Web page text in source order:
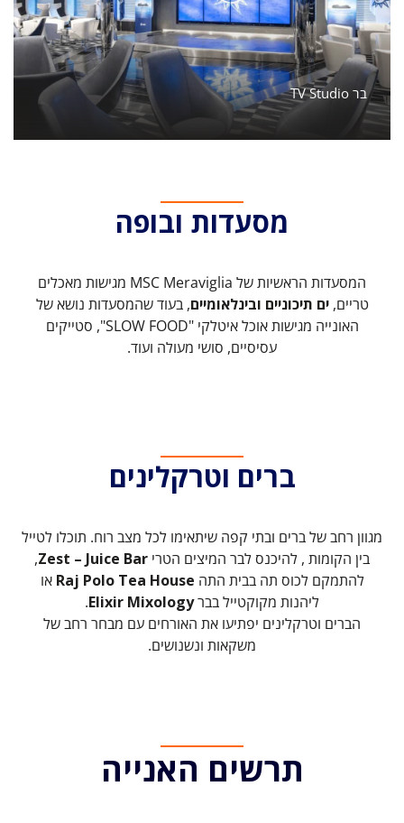
TV Studio בר
מסעדות ובופה
המסעדות הראשיות של MSC Meraviglia מגישות מאכלים
טריים,ים תיכוניים ובינלאומיים, בעוד שהמסעדות נושא של
האונייה מגישות אוכל איטלקי "SLOW FOOD", סטייקים
עסיסיים, סושי מעולה ועוד.
ברים וטרקלינים
מגוון רחב של ברים ובתי קפה שיתאימו לכל מצב רוח. תוכלו לטייל
בין הקומות , להיכנס לבר המיצים הטרי Zest – Juice Bar
,
להתמקם לכוס תה בבית התה Raj Polo Tea House או
ליהנות מקוקטייל בברElixir Mixology
.
הברים וטרקלינים יפתיעו את האורחים עם מבחר רחב של
משקאות ונשנושים.
תרשים האנייה